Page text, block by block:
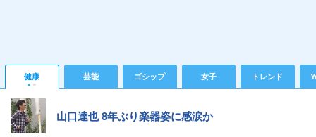
健康 芸能 ゴシップ 女子 トレンド
山口達也 8年ぶり楽器姿に感涙か